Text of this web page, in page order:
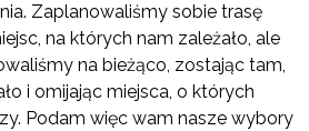
Zaplanowaliśmy sobie trasę
na których nam zależało, ale
na bieżąco, zostając tam,
i omijając miejsca, o których
Podam więc wam nasze wybory